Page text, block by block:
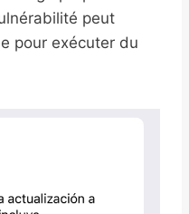
peut
pour exécuter du